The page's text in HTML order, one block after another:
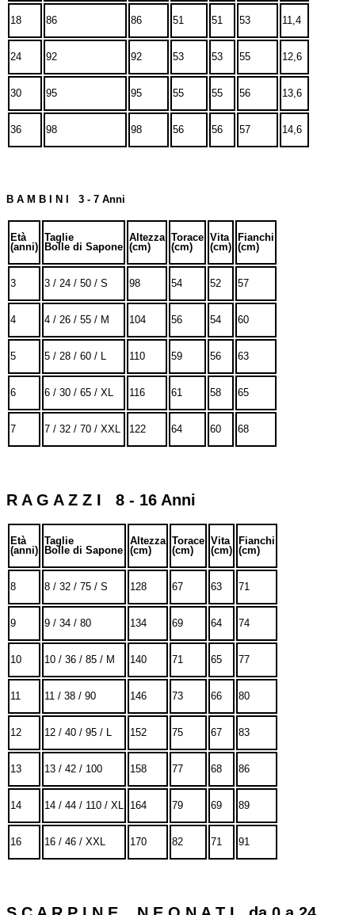
18 86 86 51 51 53 11,4
24 92 92 53 53 55 12,6
30 95 95 55 55 56 13,6
36 98 98 56 56 57 14,6
B A M B I N I 3 - 7 Anni
Età
(anni)
Taglie
Bolle di Sapone
Altezza
(cm)
Torace
(cm)
Vita
(cm)
Fianchi
(cm)
3 3 / 24 / 50 / S 98 54 52 57
4 4 / 26 / 55 / M 104 56 54 60
5 5 / 28 / 60 / L 110 59 56 63
6 6 / 30 / 65 / XL 116 61 58 65
7 7 / 32 / 70 / XXL 122 64 60 68
R A G A Z Z I 8 - 16 Anni
Età
(anni)
Taglie
Bolle di Sapone
Altezza
(cm)
Torace
(cm)
Vita
(cm)
Fianchi
(cm)
8 8 / 32 / 75 / S 128 67 63 71
9 9 / 34 / 80 134 69 64 74
10 10 / 36 / 85 / M 140 71 65 77
11 11 / 38 / 90 146 73 66 80
12 12 / 40 / 95 / L 152 75 67 83
13 13 / 42 / 100 158 77 68 86
14 14 / 44 / 110 / XL 164 79 69 89
16 16 / 46 / XXL 170 82 71 91